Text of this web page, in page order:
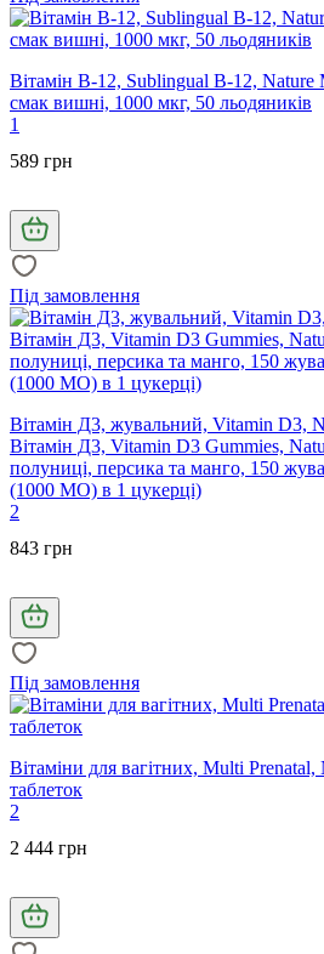
Вітамін В-12, Sublingual B-12, Nature
смак вишні, 1000 мкг, 50 льодяників
1
589 грн
Під замовлення
Вітамін Д3, жувальний, Vitamin D3,
Вітамін Д3, Vitamin D3 Gummies,
полуниці, персика та манго, 150
(1000 МО) в 1 цукерці)
2
843 грн
Під замовлення
Вітаміни для вагітних, Multi
таблеток
2
2 444 грн